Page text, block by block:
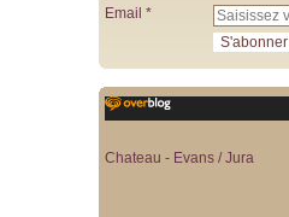
Email
Chateau - Evans / Jura